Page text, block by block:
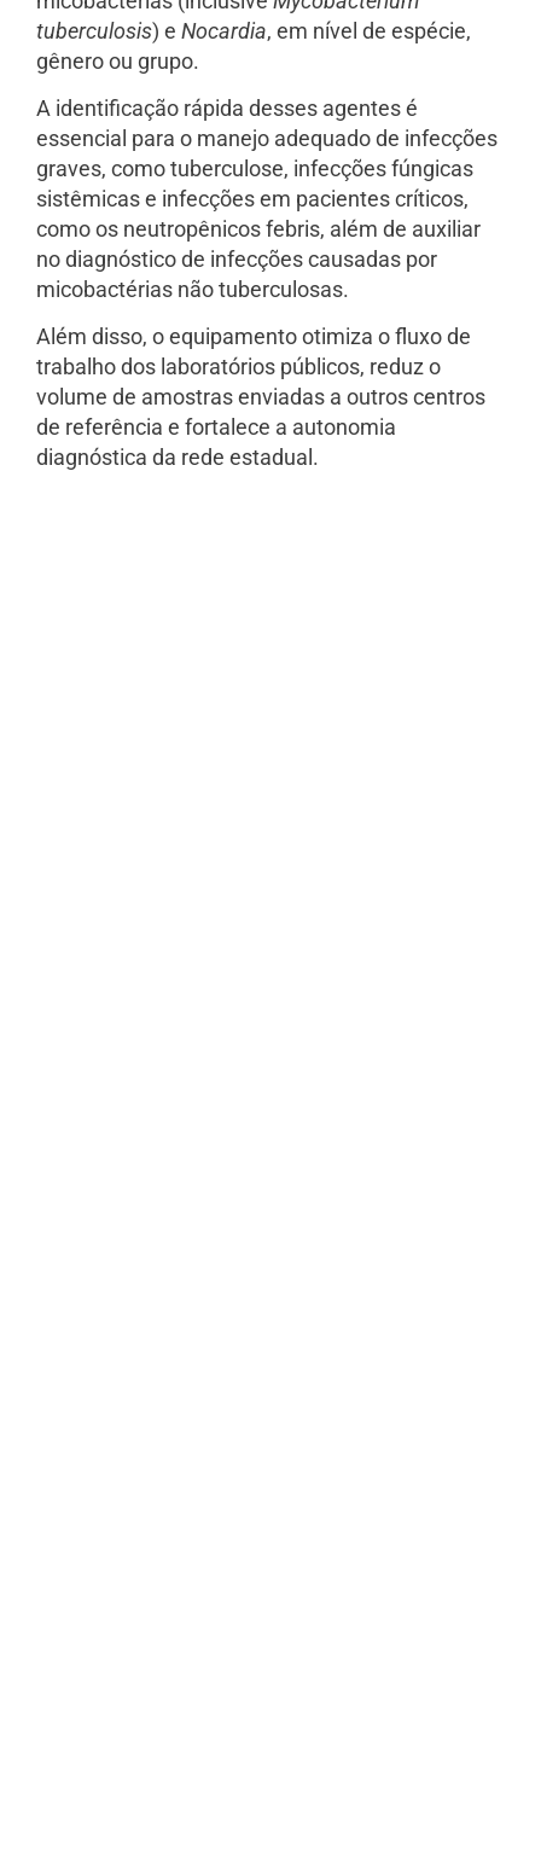
tuberculosis) e Nocardia, em nível de espécie,
gênero ou grupo.
A identificação rápida desses agentes é
essencial para o manejo adequado de infecções
graves, como tuberculose, infecções fúngicas
sistêmicas e infecções em pacientes críticos,
como os neutropênicos febris, além de auxiliar
no diagnóstico de infecções causadas por
micobactérias não tuberculosas.
Além disso, o equipamento otimiza o fluxo de
trabalho dos laboratórios públicos, reduz o
volume de amostras enviadas a outros centros
de referência e fortalece a autonomia
diagnóstica da rede estadual.